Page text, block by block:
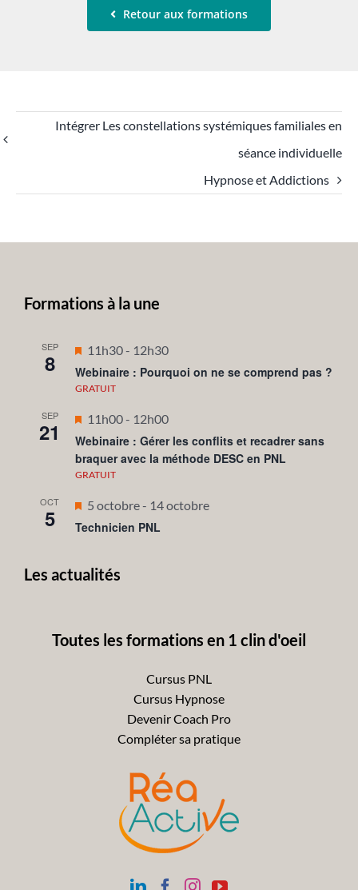
Retour aux formations
Intégrer Les constellations systémiques familiales en
séance individuelle
Hypnose et Addictions
Formations à la une
SEP
8
Mis
en
avant
11h30- 12h30
Webinaire : Pourquoi on ne se comprend pas ?
GRATUIT
SEP
21
Mis
en
avant
11h00- 12h00
Webinaire : Gérer les conflits et recadrer sans
braquer avec la méthode DESC en PNL
GRATUIT
OCT
5
Mis
en
5 octobre- 14 octobre
Technicien PNL
Les actualités
Toutes les formations en 1 clin d'oeil
Cursus PNL
Cursus Hypnose
Devenir Coach Pro
Compléter sa pratique